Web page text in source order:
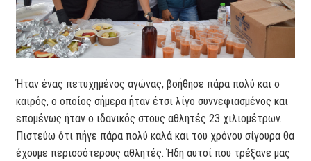
Ήταν ένας πετυχημένος αγώνας, βοήθησε πάρα πολύ και ο
καιρός, ο οποίος σήμερα ήταν έτσι λίγο συννεφιασμένος και
επομένως ήταν ο ιδανικός στους αθλητές 23 χιλιομέτρων.
Πιστεύω ότι πήγε πάρα πολύ καλά και του χρόνου σίγουρα θα
έχουμε περισσότερους αθλητές. Ήδη αυτοί που τρέξανε μας